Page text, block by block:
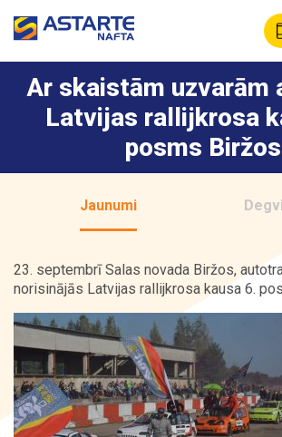
Akcijas
Uzpildes stacijas
Pakalpojumi
Vairumtirdzniecība Par
Ar skaistām uzvarām
Latvijas rallijkrosa
posms Biržos
Jaunumi
23. septembrī Salas novada Biržos,
norisinājās Latvijas rallijkrosa kausa 6.